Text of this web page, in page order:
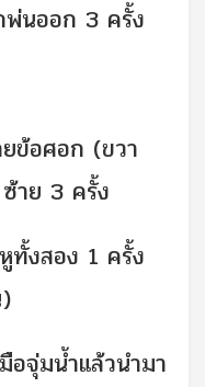
พ่นออก 3 ครั้ง
ข้อศอก (ขวา
าย 3 ครั้ง
ทั้งสอง 1 ครั้ง
อจุ่มน้ำแล้วนำมา